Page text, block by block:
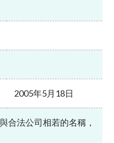
2005年5月18日
合法公司相若的名稱，